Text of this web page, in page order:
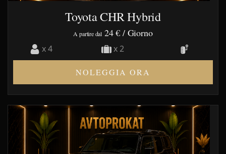
Toyota CHR Hybrid
A partire dal 24 € / Giorno
x 4 x 2
NOLEGGIA ORA